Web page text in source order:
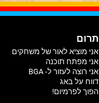
תרום
אני מוציא לאור של משחקים
אני מפתח תוכנה
אני רוצה לעזור ל- BGA
דווח על באג
הפוך לפרמיום!